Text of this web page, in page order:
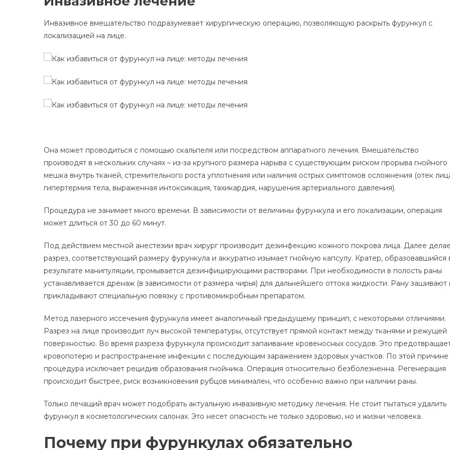
Инвазивное вмешательство подразумевает хирургическую операцию, позволяющую раскрыть фурункул с
локализацией на лице.
Она может проводиться с помощью скальпеля или посредством аппаратного лечения. Вмешательство
производят в нескольких случаях – из-за крупного размера нарыва с существующим риском прорыва гнойного
мешка внутрь тканей, стремительного роста уплотнения или наличия острых симптомов осложнения (отек
гипертермия тела, выраженная интоксикация, тахикардия, нарушения артериального давления).
Процедура не занимает много времени. В зависимости от величины фурункула и его локализации, операция
может длиться от 30 до 60 минут.
Под действием местной анестезии врач хирург производит дезинфекцию кожного покрова лица. Далее
разрез, соответствующий размеру фурункула и аккуратно изымает гнойную капсулу. Кратер, образовавшийся
результате манипуляции, промывается дезинфицирующими растворами. При необходимости в полость раны
устанавливается дренаж (в зависимости от размера чирья) для дальнейшего оттока жидкости. Рану зашивают
прикладывают специальную повязку с противомикробным препаратом.
Метод лазерного иссечения фурункула имеет аналогичный предыдущему принцип, с некоторыми отличиями.
Разрез на лице производит луч высокой температуры, отсутствует прямой контакт между тканями и режущей
поверхностью. Во время разреза фурункула происходит запаивание кровеносных сосудов. Это
кровопотерю и распространение инфекции с последующим заражением здоровых участков. По этой причине
процедура исключает рецидив образования гнойника. Операция относительно безболезненна. Регенерация
происходит быстрее, риск возникновения рубцов минимален, что особенно важно при наличии раны.
Только лечащий врач может подобрать актуальную инвазивную методику лечения. Не стоит пытаться удалить
фурункул в косметологических салонах. Это несет опасность не только здоровью, но и жизни человека.
Почему при фурункулах обязательно